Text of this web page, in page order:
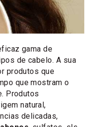
gama de
de cabelo. A sua
produtos que
que mostram o
Produtos
natural,
delicadas,